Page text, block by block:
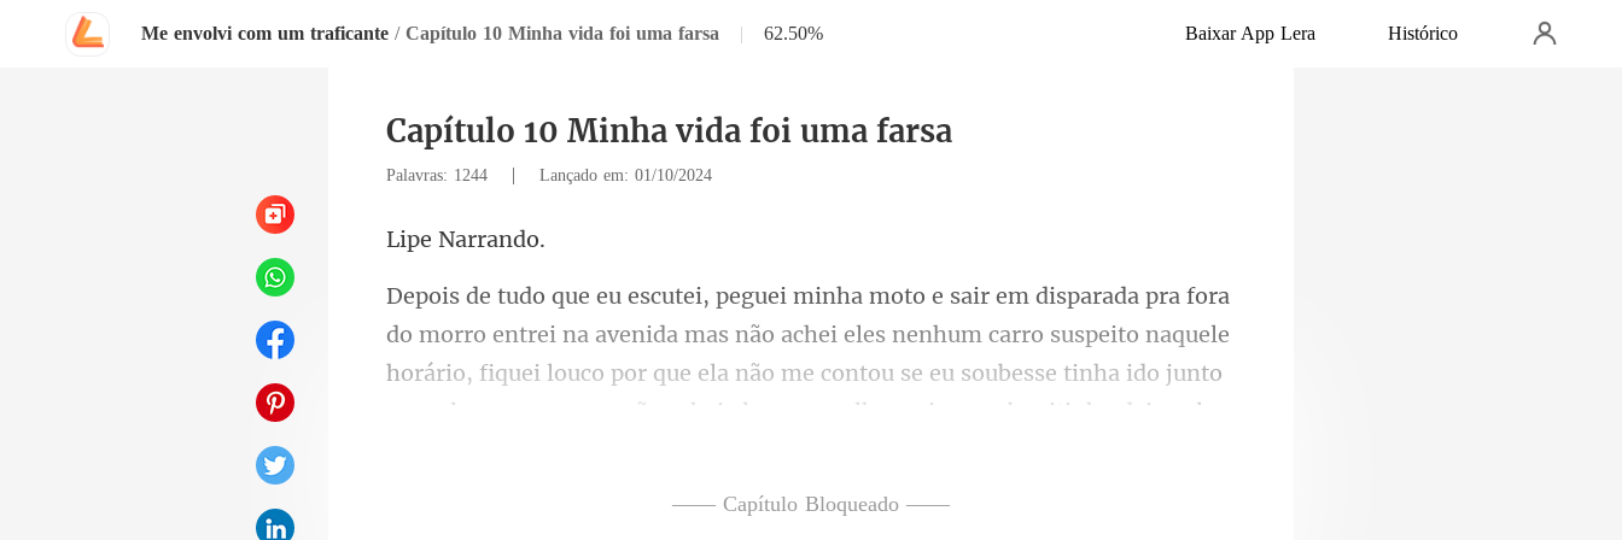
Me envolvi com um traficante / Capítulo 10 Minha vida foi uma farsa | 62.50% Baixar App Lera Histórico
Capítulo 10 Minha vida foi uma farsa
Palavras: 1244 | Lançado em: 01/10/2024
Nar
não achei eles nenhum carro suspeito naquele
horário, fiquei louco por que ela não me contou se eu soubesse t
—— Capítulo Bloqueado ——